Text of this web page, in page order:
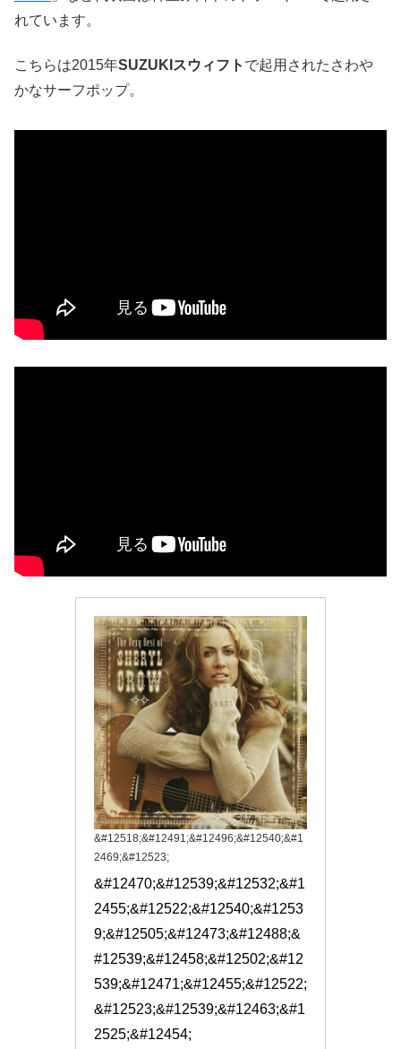
れています。
こちらは2015年SUZUKIスウィフト で起用されたさわや
かなサーフポップ。
&#12518;&#12491;&#12496;&#12540;&#1
2469;&#12523;
&#12470;&#12539;&#12532;&#1
2455;&#12522;&#12540;&#1253
9;&#12505;&#12473;&#12488;&
#12539;&#12458;&#12502;&#12
539;&#12471;&#12455;&#12522;
&#12523;&#12539;&#12463;&#1
2525;&#12454;